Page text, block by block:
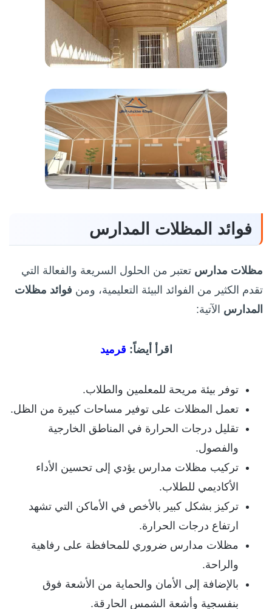
فوائد المظلات المدارس
مظلات مدارس تعتبر من الحلول السريعة والفعالة التي
تقدم الكثير من الفوائد البيئة التعليمية، ومن فوائد مظلات
المدارس الآتية:
اقرأ أيضاً: قرميد
توفر بيئة مريحة للمعلمين والطلاب.
تعمل المظلات على توفير مساحات كبيرة من الظل.
تقليل درجات الحرارة في المناطق الخارجية
والفصول.
تركيب مظلات مدارس يؤدي إلى تحسين الأداء
الأكاديمي للطلاب.
تركيز بشكل كبير بالأخص في الأماكن التي تشهد
ارتفاع درجات الحرارة.
مظلات مدارس ضروري للمحافظة على رفاهية
والراحة.
بالإضافة إلى الأمان والحماية من الأشعة فوق
بنفسجية وأشعة الشمس الحارقة.